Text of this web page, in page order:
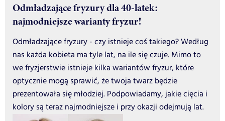
Odmładzające fryzury dla 40-latek:
najmodniejsze warianty fryzur!
Odmładzające fryzury - czy istnieje coś takiego? Według
nas każda kobieta ma tyle lat, na ile się czuje. Mimo to
we fryzjerstwie istnieje kilka wariantów fryzur, które
optycznie mogą sprawić, że twoja twarz będzie
prezentowała się młodziej. Podpowiadamy, jakie cięcia i
kolory są teraz najmodniejsze i przy okazji odejmują lat.